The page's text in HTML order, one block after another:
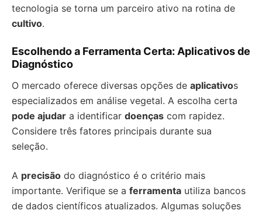
tecnologia se torna um parceiro ativo na rotina de
cultivo.
Escolhendo a Ferramenta Certa: Aplicativos de
Diagnóstico
O mercado oferece diversas opções de aplicativos
especializados em análise vegetal. A escolha certa
pode ajudar a identificar doenças com rapidez.
Considere três fatores principais durante sua
seleção.
A precisão do diagnóstico é o critério mais
importante. Verifique se a ferramenta utiliza bancos
de dados científicos atualizados. Algumas soluções